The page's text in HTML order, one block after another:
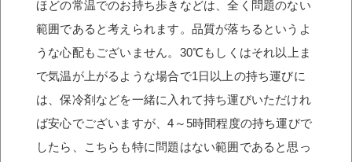
ほどの常温でのお持ち歩きなどは、全く問題のない
範囲であると考えられます。品質が落ちるというよ
うな心配もございません。30℃もしくはそれ以上ま
で気温が上がるような場合で1日以上の持ち運びに
は、保冷剤などを一緒に入れて持ち運びいただけれ
ば安心でございますが、4～5時間程度の持ち運びで
したら、こちらも特に問題はない範囲であると思っ